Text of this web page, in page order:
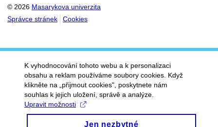
© 2026 Masarykova univerzita
Správce stránek
Cookies
K vyhodnocování tohoto webu a k personalizaci
obsahu a reklam používáme soubory cookies. Když
klikněte na „přijmout cookies", poskytnete nám
souhlas k jejich uložení, správě a analýze.
Upravit možnosti
Jen nezbytné